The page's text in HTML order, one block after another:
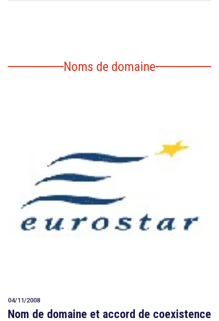
Noms de domaine
04/11/2008
Nom de domaine et accord de coexistence